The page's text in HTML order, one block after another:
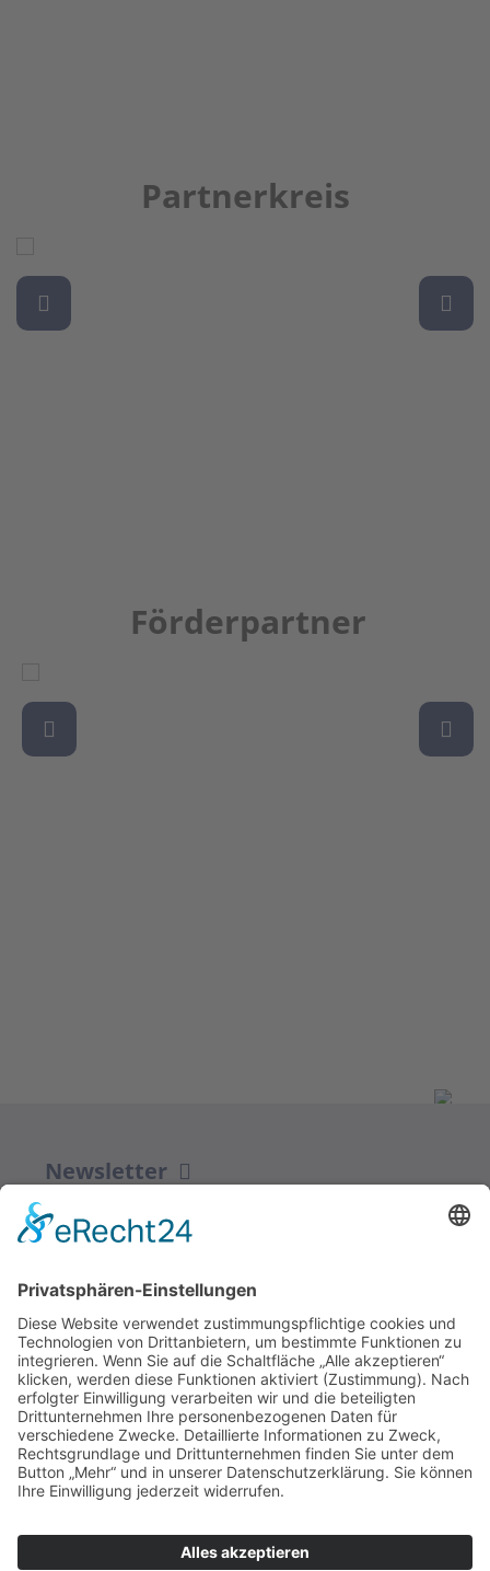
Partnerkreis
Förderpartner
Newsletter
ZUR ANMELDUNG
Redaktion bbkult.net
Centrum Bavaria Bohemia (CeBB)
Dr. Veronika Hofinger
Freyung 1, 92539 Schönsee
Tel.:+49 (0)9674 / 92 48 78
veronika.hofinger@cebb.de